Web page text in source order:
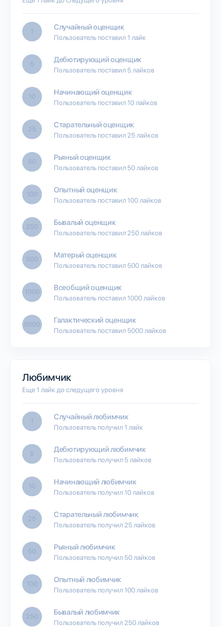
1 Случайный оценщик
Пользователь поставил 1 лайк
5 Дебютирующий оценщик
Пользователь поставил 5 лайков
10 Начинающий оценщик
Пользователь поставил 10 лайков
25 Старательный оценщик
Пользователь поставил 25 лайков
50 Рьяный оценщик
Пользователь поставил 50 лайков
100 Опытный оценщик
Пользователь поставил 100 лайков
250 Бывалый оценщик
Пользователь поставил 250 лайков
500 Матерый оценщик
Пользователь поставил 500 лайков
1000 Всеобщий оценщик
Пользователь поставил 1000 лайков
5000 Галактический оценщик
Пользователь поставил 5000 лайков
Любимчик
Еще 1 лайк до следущего уровня
1 Случайный любимчик
Пользователь получил 1 лайк
5 Дебютирующий любимчик
Пользователь получил 5 лайков
10 Начинающий любимчик
Пользователь получил 10 лайков
25 Старательный любимчик
Пользователь получил 25 лайков
50 Рьяный любимчик
Пользователь получил 50 лайков
100 Опытный любимчик
Пользователь получил 100 лайков
250 Бывалый любимчик
Пользователь получил 250 лайков